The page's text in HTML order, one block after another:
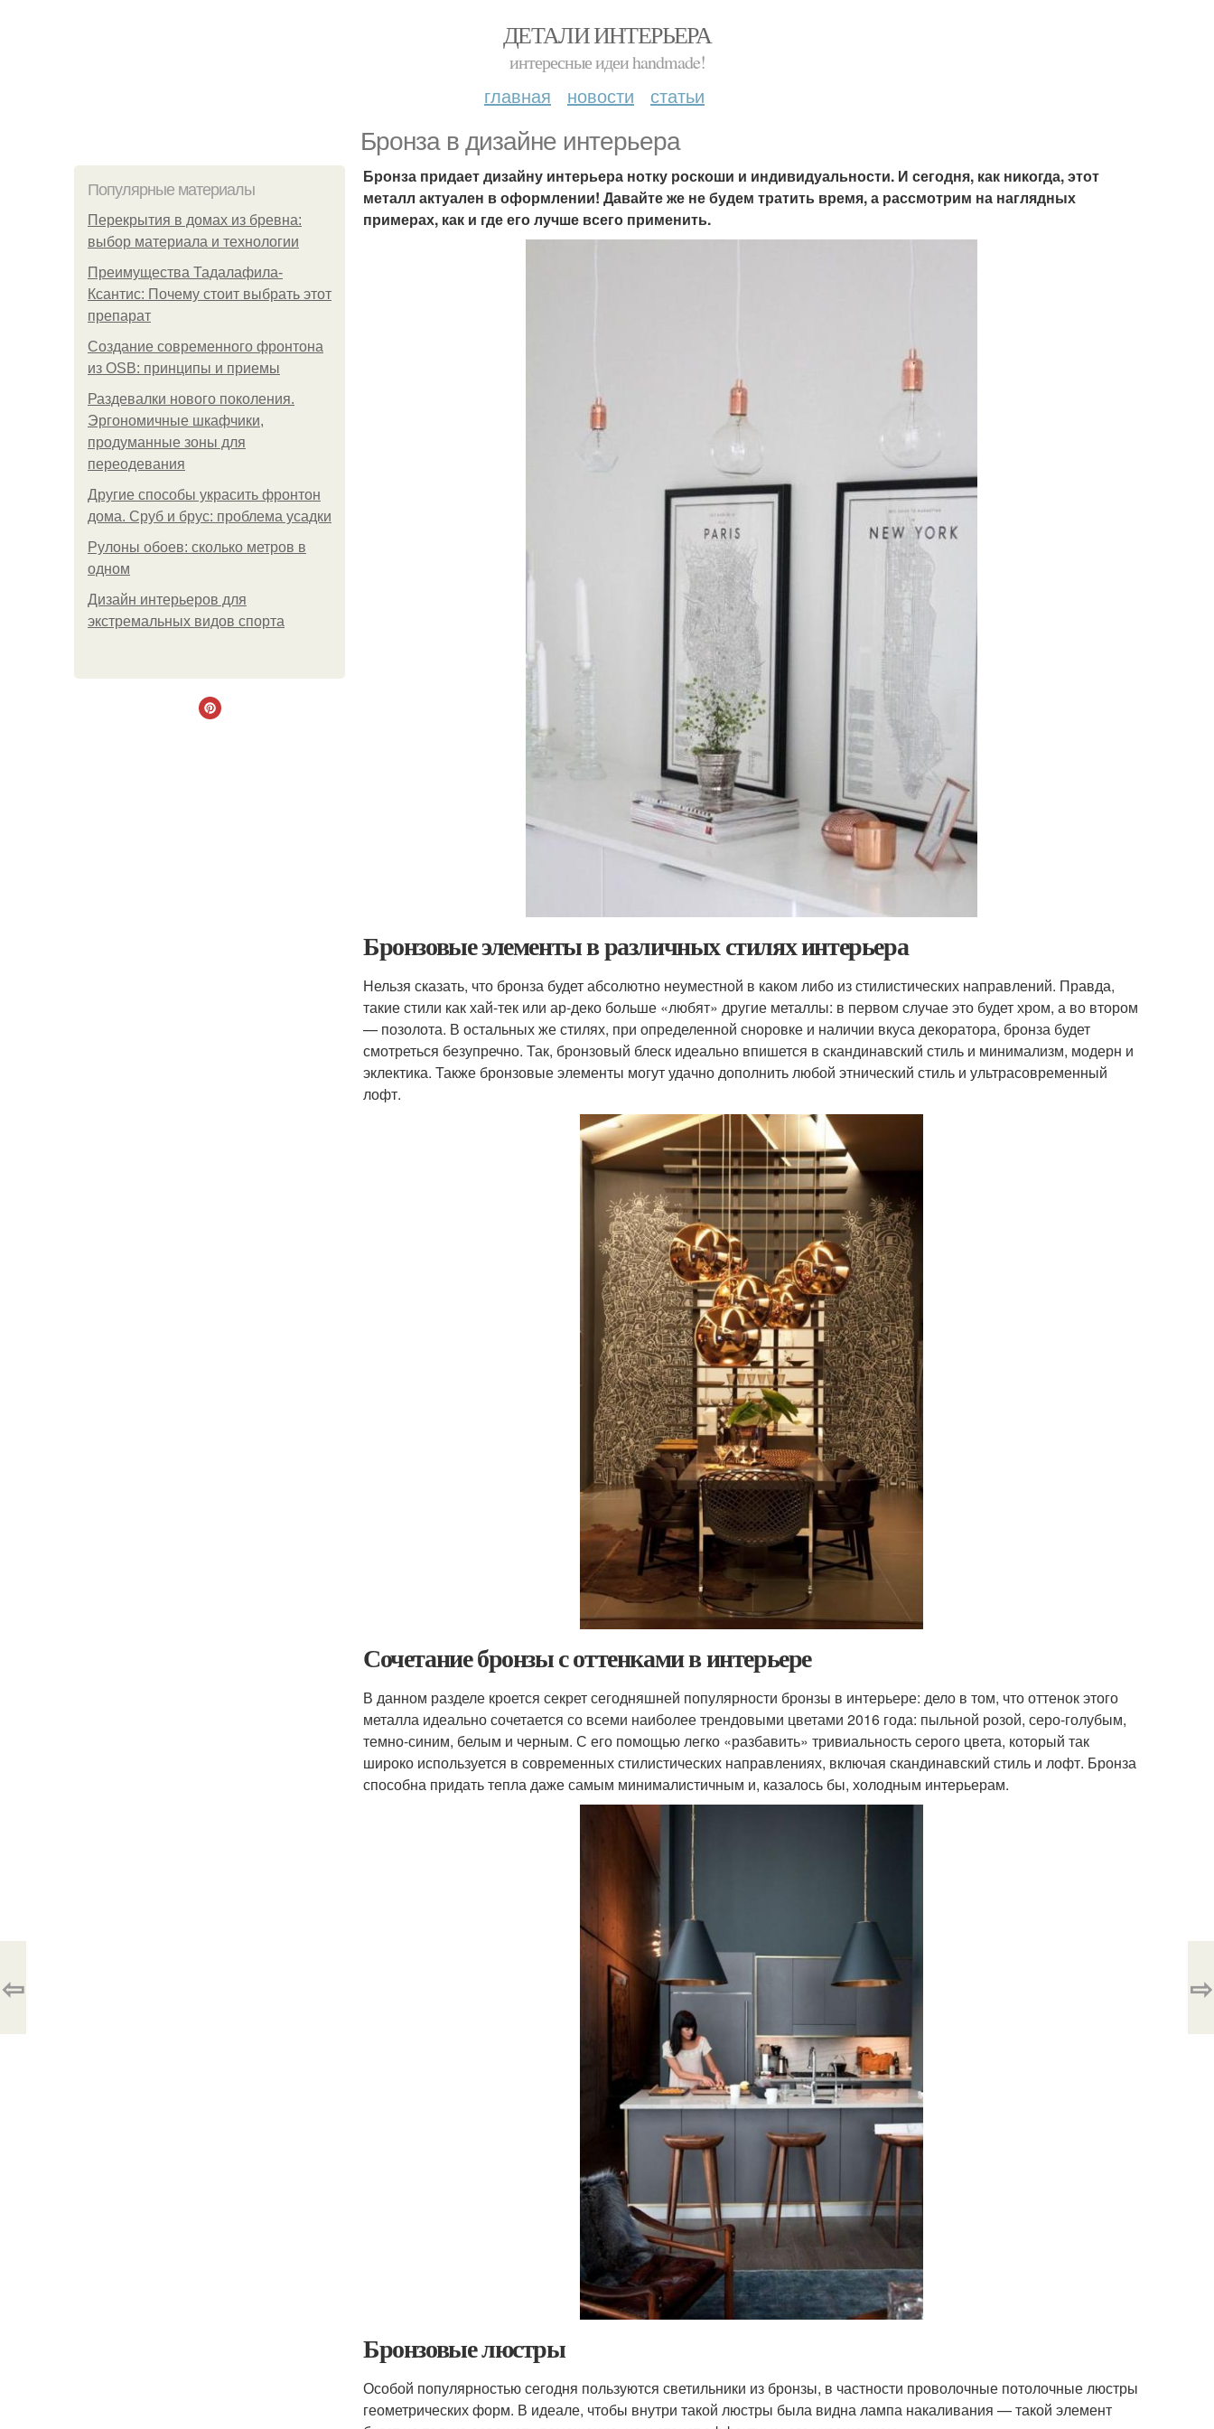
ДЕТАЛИ ИНТЕРЬЕРА
интересные идеи handmade!
главная новости статьи
Бронза в дизайне интерьера
Популярные материалы
Перекрытия в домах из бревна:
выбор материала и технологии
Преимущества Тадалафила-
Ксантис: Почему стоит выбрать этот
препарат
Создание современного фронтона
из OSB: принципы и приемы
Раздевалки нового поколения.
Эргономичные шкафчики,
продуманные зоны для
переодевания
Другие способы украсить фронтон
дома. Сруб и брус: проблема усадки
Рулоны обоев: сколько метров в
одном
Дизайн интерьеров для
экстремальных видов спорта
Бронза придает дизайну интерьера нотку роскоши и индивидуальности. И сегодня, как никогда, этот
металл актуален в оформлении! Давайте же не будем тратить время, а рассмотрим на наглядных
примерах, как и где его лучше всего применить.
Бронзовые элементы в различных стилях интерьера
Нельзя сказать, что бронза будет абсолютно неуместной в каком либо из стилистических направлений. Правда,
такие стили как хай-тек или ар-деко больше «любят» другие металлы: в первом случае это будет хром, а во втором
— позолота. В остальных же стилях, при определенной сноровке и наличии вкуса декоратора, бронза будет
смотреться безупречно. Так, бронзовый блеск идеально впишется в скандинавский стиль и минимализм, модерн и
эклектика. Также бронзовые элементы могут удачно дополнить любой этнический стиль и ультрасовременный
лофт.
Сочетание бронзы с оттенками в интерьере
В данном разделе кроется секрет сегодняшней популярности бронзы в интерьере: дело в том, что оттенок этого
металла идеально сочетается со всеми наиболее трендовыми цветами 2016 года: пыльной розой, серо-голубым,
темно-синим, белым и черным. С его помощью легко «разбавить» тривиальность серого цвета, который так
широко используется в современных стилистических направлениях, включая скандинавский стиль и лофт. Бронза
способна придать тепла даже самым минималистичным и, казалось бы, холодным интерьерам.
Бронзовые люстры
Особой популярностью сегодня пользуются светильники из бронзы, в частности проволочные потолочные люстры
геометрических форм. В идеале, чтобы внутри такой люстры была видна лампа накаливания — такой элемент
⇦ ⇨